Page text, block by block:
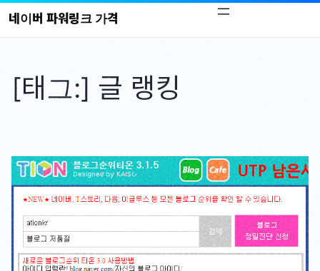
콘
네이버 파워링크 가격
[태그:] 글 랭킹